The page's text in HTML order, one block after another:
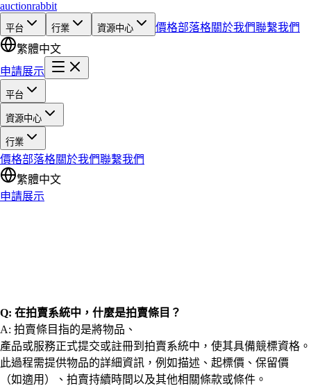
auctionrabbit
平台 行業 資源中心 價格部落格關於我們聯繫我們
繁體中文
申請展示
平台
資源中心
行業
價格部落格關於我們聯繫我們
繁體中文
申請展示
Q: 在拍賣系統中，什麼是拍賣條目？
A: 拍賣條目指的是將物品、
產品或服務正式提交或註冊到拍賣系統中，使其具備競標資格。
此過程需提供物品的詳細資訊，例如描述、起標價、保留價
（如適用）、拍賣持續時間以及其他相關條款或條件。